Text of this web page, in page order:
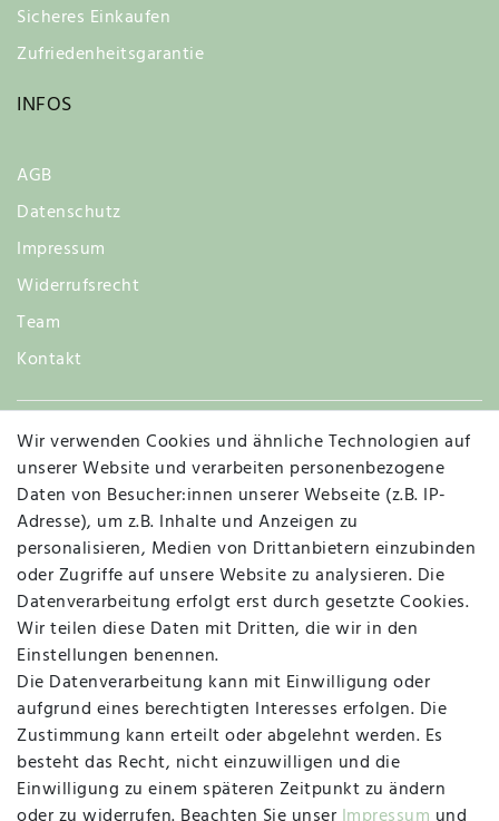
Sicheres Einkaufen
Zufriedenheitsgarantie
INFOS
AGB
Datenschutz
Impressum
Widerrufsrecht
Team
Kontakt
Widerruf
Vertrag widerrufen Kontakt
MAPALI VOR ORT
Herzogstraße 10
47533 Kleve
Montag, Dienstag, Donnerstag, Freitag
09:00 Uhr bis 13:00 Uhr
Wir verwenden Cookies und ähnliche Technologien auf
unserer Website und verarbeiten personenbezogene
Daten von Besucher:innen unserer Webseite (z.B. IP-
Adresse), um z.B. Inhalte und Anzeigen zu
personalisieren, Medien von Drittanbietern einzubinden
oder Zugriffe auf unsere Website zu analysieren. Die
Datenverarbeitung erfolgt erst durch gesetzte Cookies.
Wir teilen diese Daten mit Dritten, die wir in den
Einstellungen benennen.
Die Datenverarbeitung kann mit Einwilligung oder
aufgrund eines berechtigten Interesses erfolgen. Die
Zustimmung kann erteilt oder abgelehnt werden. Es
besteht das Recht, nicht einzuwilligen und die
Einwilligung zu einem späteren Zeitpunkt zu ändern